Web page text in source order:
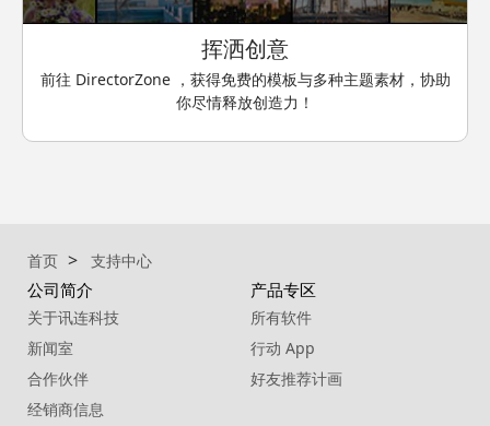
挥洒创意
前往 DirectorZone ，获得免费的模板与多种主题素材，协助
你尽情释放创造力！
首页 支持中心
公司简介
关于讯连科技
新闻室
合作伙伴
经销商信息
产品专区
所有软件
行动 App
好友推荐计画